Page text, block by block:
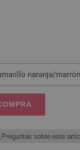
naranja/
sobre este